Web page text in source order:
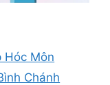
Hóc Môn
Chánh